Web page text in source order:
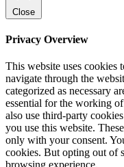
Close
Privacy Overview
This website uses
navigate through the
categorized as necessary
essential for the working
also use third-party
you use this website.
only with your consent.
cookies. But opting out of